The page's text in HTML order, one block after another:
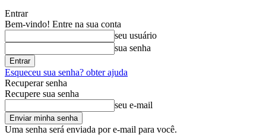
Entrar
Bem-vindo! Entre na sua conta
seu usuário
sua senha
Esqueceu sua senha? obter ajuda
Recuperar senha
Recupere sua senha
seu e-mail
Uma senha será enviada por e-mail para você.